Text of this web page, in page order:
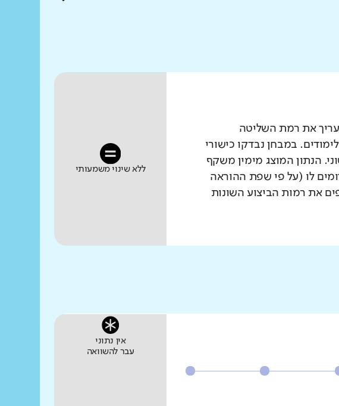
את רמת השליטה
במבחן נבדקו כישורי
הנתון המוצג מימין משקף
לו (על פי שפת ההוראה
את רמות הביצוע השונות
ללא שינוי משמעותי
אין נתוני
עבר להשוואה